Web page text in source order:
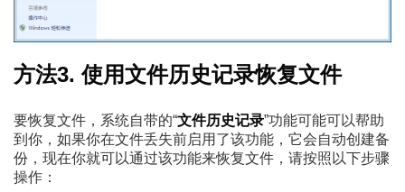
方法3. 使用文件历史记录恢复文件
要恢复文件，系统自带的“文件历史记录”功能可能可以帮助
到你，如果你在文件丢失前启用了该功能，它会自动创建备
份，现在你就可以通过该功能来恢复文件，请按照以下步骤
操作：